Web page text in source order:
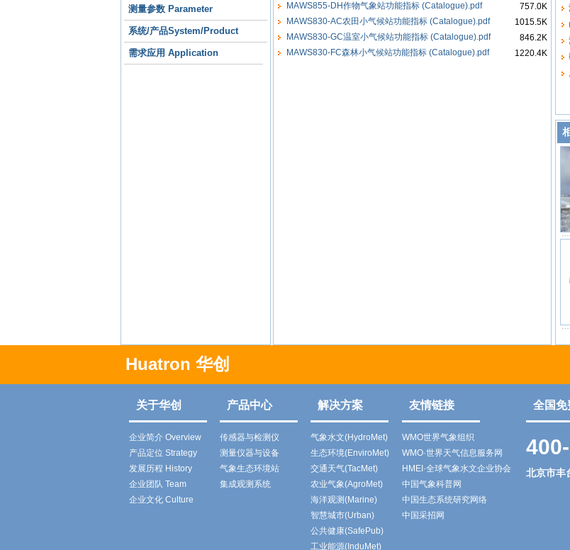
测量参数 Parameter
系统/产品System/Product
需求应用 Application
MAWS855-DH作物气象站功能指标 (Catalogue).pdf
757.0K
MAWS830-AC农田小气候站功能指标 (Catalogue).pdf
1015.5K
MAWS830-GC温室小气候站功能指标 (Catalogue).pdf
846.2K
MAWS830-FC森林小气候站功能指标 (Catalogue).pdf
1220.4K
Huatron 华创
关于华创 产品中心 解决方案 友情链接 全国免
企业简介 Overview
产品定位 Strategy
发展历程 History
企业团队 Team
企业文化 Culture
传感器与检测仪
测量仪器与设备
气象生态环境站
集成观测系统
气象水文(HydroMet)
生态环境(EnviroMet)
交通天气(TacMet)
农业气象(AgroMet)
海洋观测(Marine)
智慧城市(Urban)
公共健康(SafePub)
工业能源(InduMet)
WMO世界气象组织
WMO·世界天气信息服务网
HMEI·全球气象水文企业协会
中国气象科普网
中国生态系统研究网络
中国采招网
北京市丰